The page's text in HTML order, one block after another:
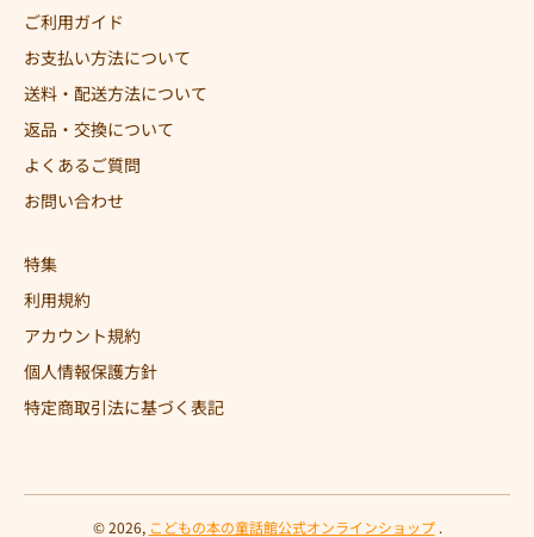
ご利用ガイド
お支払い方法について
送料・配送方法について
返品・交換について
よくあるご質問
お問い合わせ
特集
利用規約
アカウント規約
個人情報保護方針
特定商取引法に基づく表記
© 2026, こどもの本の童話館公式オンラインショップ .